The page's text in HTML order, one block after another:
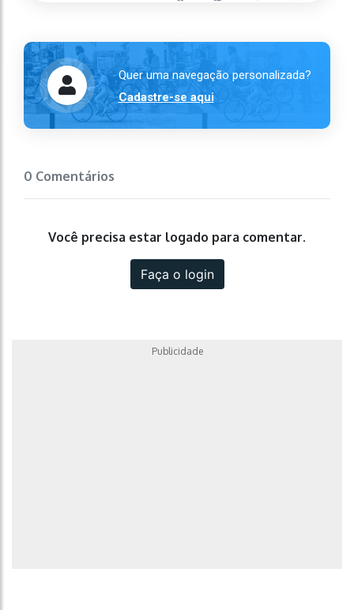
Quer uma navegação personalizada?
Cadastre-se aqui
0 Comentários
Você precisa estar logado para comentar.
Faça o login
Publicidade